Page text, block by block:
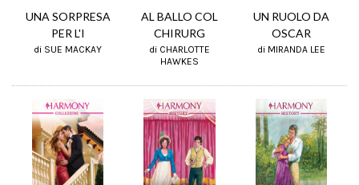
UNA SORPRESA
PER L'I
di SUE MACKAY
AL BALLO COL
CHIRURG
di CHARLOTTE
HAWKES
UN RUOLO DA
OSCAR
di MIRANDA LEE